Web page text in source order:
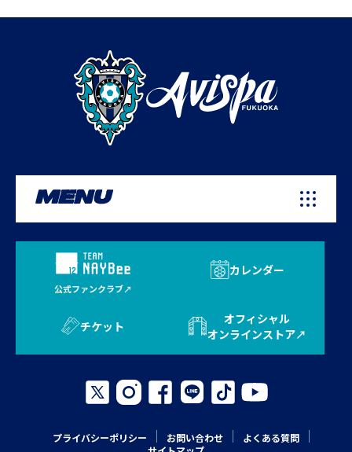
MENU
公式ファンクラブ
カレンダー
チケット
オフィシャル
オンラインストア
プライバシーポリシー お問い合わせ
よくある質問